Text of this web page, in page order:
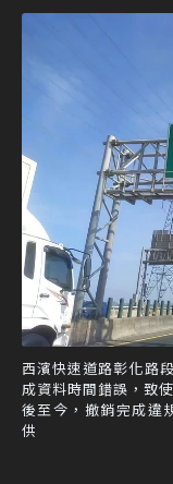
西濱快速道路彰化路
成資料時間錯誤，致
後至今，撤銷完成違
供